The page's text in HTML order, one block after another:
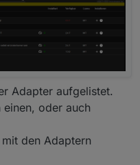
Adapter aufgelistet.
oder auch
den Adaptern